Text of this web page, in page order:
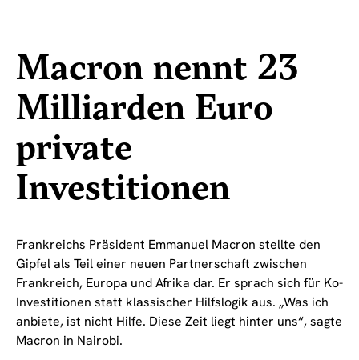
Macron nennt 23
Milliarden Euro
private
Investitionen
Frankreichs Präsident Emmanuel Macron stellte den
Gipfel als Teil einer neuen Partnerschaft zwischen
Frankreich, Europa und Afrika dar. Er sprach sich für Ko-
Investitionen statt klassischer Hilfslogik aus. „Was ich
anbiete, ist nicht Hilfe. Diese Zeit liegt hinter uns“, sagte
Macron in Nairobi.